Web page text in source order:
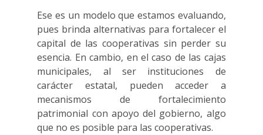
Ese es un modelo que estamos evaluando,
pues brinda alternativas para fortalecer el
capital de las cooperativas sin perder su
esencia. En cambio, en el caso de las cajas
municipales, al ser instituciones de
carácter estatal, pueden acceder a
mecanismos de fortalecimiento
patrimonial con apoyo del gobierno, algo
que no es posible para las cooperativas.